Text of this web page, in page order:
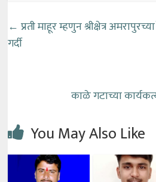
← प्रती माहूर म्हणुन श्रीक्षेत्र
गर्दी
काळे गटाच्या
You May Also Like